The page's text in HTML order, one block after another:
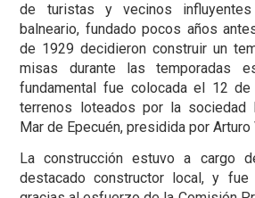
de turistas y vecinos
balneario, fundado pocos años
de 1929 decidieron construir un
misas durante las temporadas
fundamental fue colocada el 12
terrenos loteados por la sociedad
Mar de Epecuén, presidida por Arturo
La construcción estuvo a cargo
destacado constructor local, y